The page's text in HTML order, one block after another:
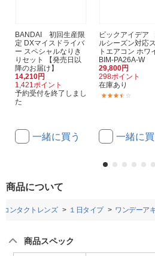
BANDAI 初回生産限
定 DXマイスドライバ
ー スペシャルなりき
りセット 【発売日以
降のお届け】
14,210円
1,421ポイント
予約受付を終了しまし
た
一緒に買う
ビックアイデア
ルシーズン対応
トエアコン ホワ
BIM-PA26A-W
29,800円
298ポイント
在庫あり
一緒に買
商品について
コンタクトレンズ １日タイプ ワンデーア
商品スペック